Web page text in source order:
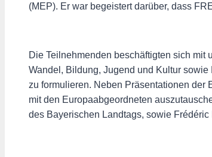
(MEP). Er war begeistert darüber, dass
Die Teilnehmenden beschäftigten sich
Wandel, Bildung, Jugend und Kultur
zu formulieren. Neben Präsentationen der
mit den Europaabgeordneten
des Bayerischen Landtags, sowie